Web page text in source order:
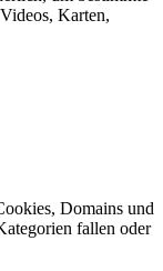
Karten,
Domains und
fallen oder